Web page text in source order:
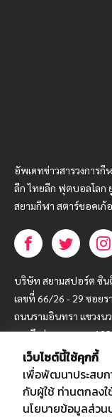
อัพเดทข่าวสารวงการ
ลีก ไทยลีก ฟุตบอลโลก
สยามกีฬา สตาร์ชอคเก้
บริษัท สยามสปอร์ต ซิน
เลขที่ 66/26 - 29 ซอย
ถนนรามอินทรา แขวงน
เขตบึงกุ่ม กรุงเทพฯ
โทร : 02-5088-000
เว็บไซต์ :
เว็บไซต์นี้ใช้คุกกี้
เพื่อพัฒนาประสบก
กับผู้ใช้ ท่านตกลงใ
นโยบายข้อมูลส่ว